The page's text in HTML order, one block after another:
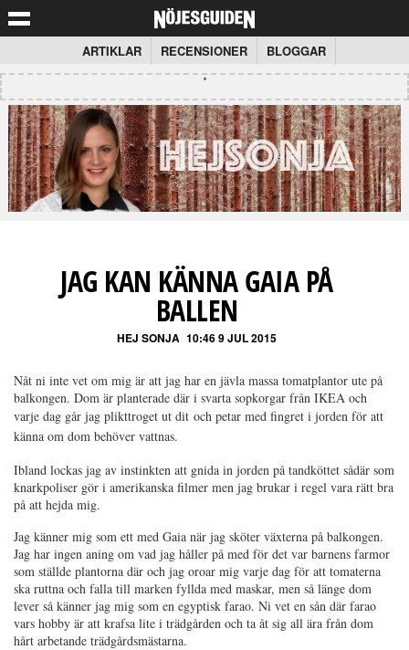
ARTIKLAR RECENSIONER BLOGGAR
JAG KAN KÄNNA GAIA PÅ
BALLEN
HEJ SONJA 10:46 9 JUL 2015
Nåt ni inte vet om mig är att jag har en jävla massa tomatplantor ute på
balkongen. Dom är planterade där i svarta sopkorgar från IKEA och
varje dag går jag plikttroget ut dit och petar med fingret i jorden för att
känna om dom behöver vattnas.
Ibland lockas jag av instinkten att gnida in jorden på tandköttet sådär som
knarkpoliser gör i amerikanska filmer men jag brukar i regel vara rätt bra
på att hejda mig.
Jag känner mig som ett med Gaia när jag sköter växterna på balkongen.
Jag har ingen aning om vad jag håller på med för det var barnens farmor
som ställde plantorna där och jag oroar mig varje dag för att tomaterna
ska ruttna och falla till marken fyllda med maskar, men så länge dom
lever så känner jag mig som en egyptisk farao. Ni vet en sån där farao
vars hobby är att krafsa lite i trädgården och ta åt sig all ära från dom
hårt arbetande trädgårdsmästarna.